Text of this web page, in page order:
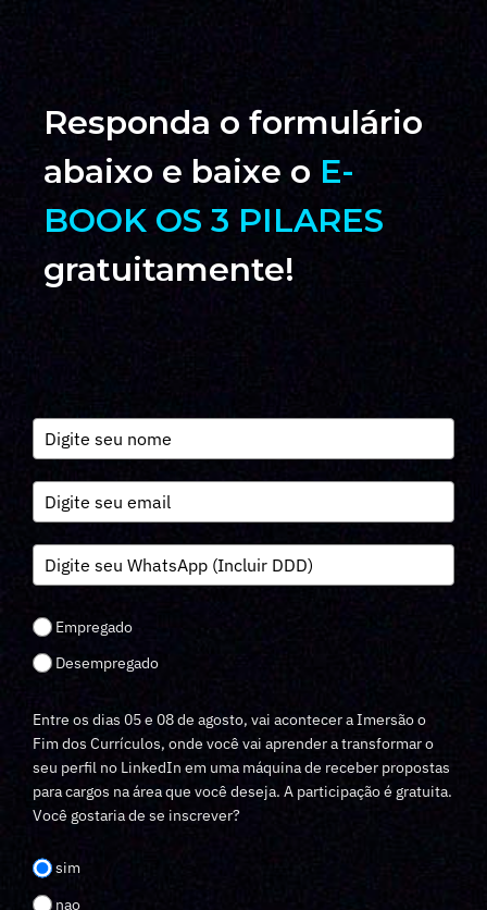
Responda o formulário
abaixo e baixe o E-
BOOK OS 3 PILARES
gratuitamente!
Empregado
Desempregado
Entre os dias 05 e 08 de agosto, vai acontecer a Imersão o
Fim dos Currículos, onde você vai aprender a transformar o
seu perfil no LinkedIn em uma máquina de receber propostas
para cargos na área que você deseja. A participação é gratuita.
Você gostaria de se inscrever?
sim
nao